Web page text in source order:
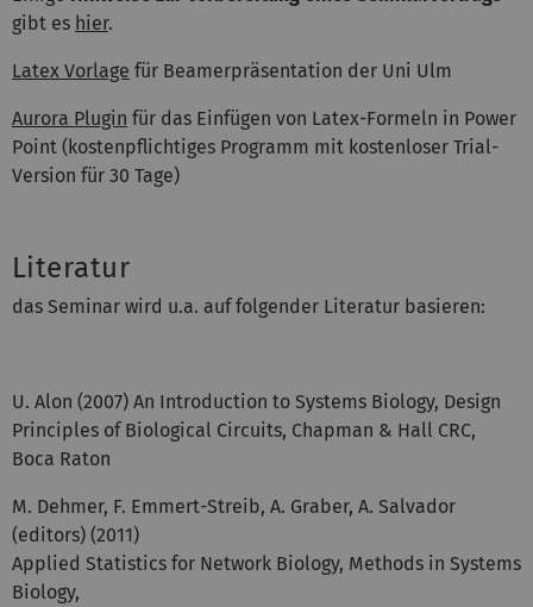
gibt es hier.
Latex Vorlage für Beamerpräsentation der Uni Ulm
Aurora Plugin für das Einfügen von Latex-Formeln in Power
Point (kostenpflichtiges Programm mit kostenloser Trial-
Version für 30 Tage)
Literatur
das Seminar wird u.a. auf folgender Literatur basieren:
U. Alon (2007) An Introduction to Systems Biology, Design
Principles of Biological Circuits, Chapman & Hall CRC,
Boca Raton
M. Dehmer, F. Emmert-Streib, A. Graber, A. Salvador
(editors) (2011)
Applied Statistics for Network Biology, Methods in Systems
Biology,